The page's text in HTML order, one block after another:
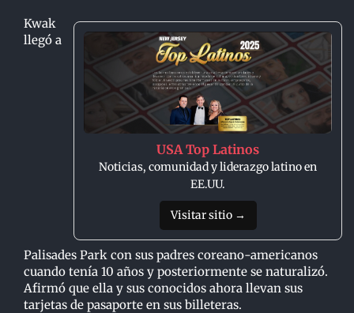
USA Top Latinos
Noticias, comunidad y liderazgo latino en
EE.UU.
Visitar sitio →
Kwak
llegó a
Palisades Park con sus padres coreano-americanos
cuando tenía 10 años y posteriormente se naturalizó.
Afirmó que ella y sus conocidos ahora llevan sus
tarjetas de pasaporte en sus billeteras.